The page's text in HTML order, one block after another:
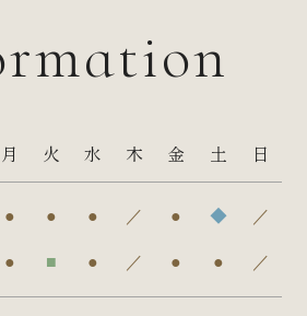
月 火 水 木 金 土 日
● ● ● ／ ● ◆ ／
● ■ ● ／ ● ● ／